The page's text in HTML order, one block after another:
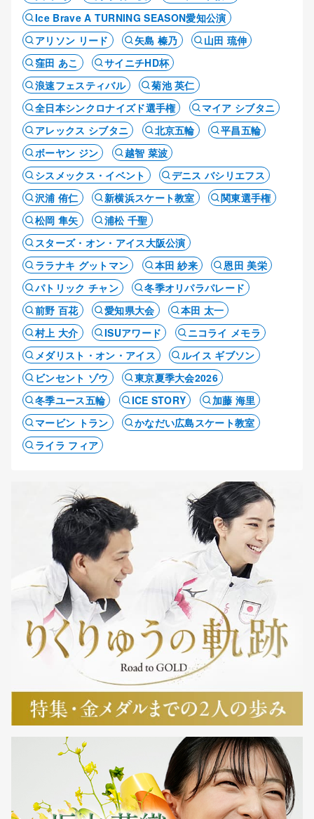
Ice Brave A TURNING SEASON愛知公演
アリソン リード
矢島 榛乃
山田 琉伸
窪田 あこ
サイニチHD杯
浪速フェスティバル
菊池 英仁
全日本シンクロナイズド選手権
マイア シブタニ
アレックス シブタニ
北京五輪
平昌五輪
ボーヤン ジン
越智 菜波
シスメックス・イベント
デニス バシリエフス
沢浦 侑仁
新横浜スケート教室
関東選手権
松岡 隼矢
浦松 千聖
スターズ・オン・アイス大阪公演
ララナキ グットマン
本田 紗来
恩田 美栄
パトリック チャン
冬季オリパラパレード
前野 百花
愛知県大会
本田 太一
村上 大介
ISUアワード
ニコライ メモラ
メダリスト・オン・アイス
ルイス ギブソン
ビンセント ゾウ
東京夏季大会2026
冬季ユース五輪
ICE STORY
加藤 海里
マービン トラン
かなだい広島スケート教室
ライラ フィア